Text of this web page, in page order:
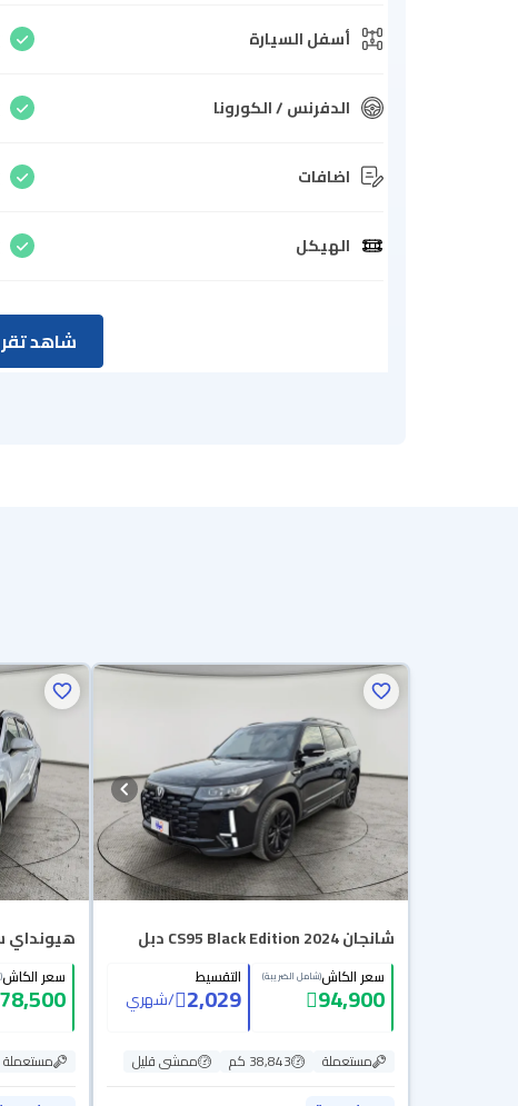
أسفل السيارة
الدفرنس / الكورونا
اضافات
الهيكل
شاهد
شانجان CS95 Black Edition 2024 دبل
سعر الكاش(شامل الضريبة)
94,900
التقسيط
2,029
/شهري
مستعملة 38,843 كم
ممشى قليل
هيونداي
سعر الكاش
78,500
مستعملة